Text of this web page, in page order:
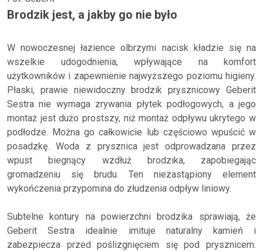
Brodzik jest, a jakby go nie było
W nowoczesnej łazience olbrzymi nacisk kładzie się na
wszelkie udogodnienia, wpływające na komfort
użytkowników i zapewnienie najwyższego poziomu higieny.
Płaski, prawie niewidoczny brodzik prysznicowy Geberit
Sestra nie wymaga zrywania płytek podłogowych, a jego
montaż jest dużo prostszy, niż montaż odpływu ukrytego w
podłodze. Można go całkowicie lub częściowo wpuścić w
posadzkę. Woda z prysznica jest odprowadzana przez
wpust biegnący wzdłuż brodzika, zapobiegając
gromadzeniu się brudu. Ten niezastąpiony element
wykończenia przypomina do złudzenia odpływ liniowy.
Subtelne kontury na powierzchni brodzika sprawiają, że
Geberit Sestra idealnie imituje naturalny kamień i
zabezpiecza przed poślizgnięciem się pod prysznicem.